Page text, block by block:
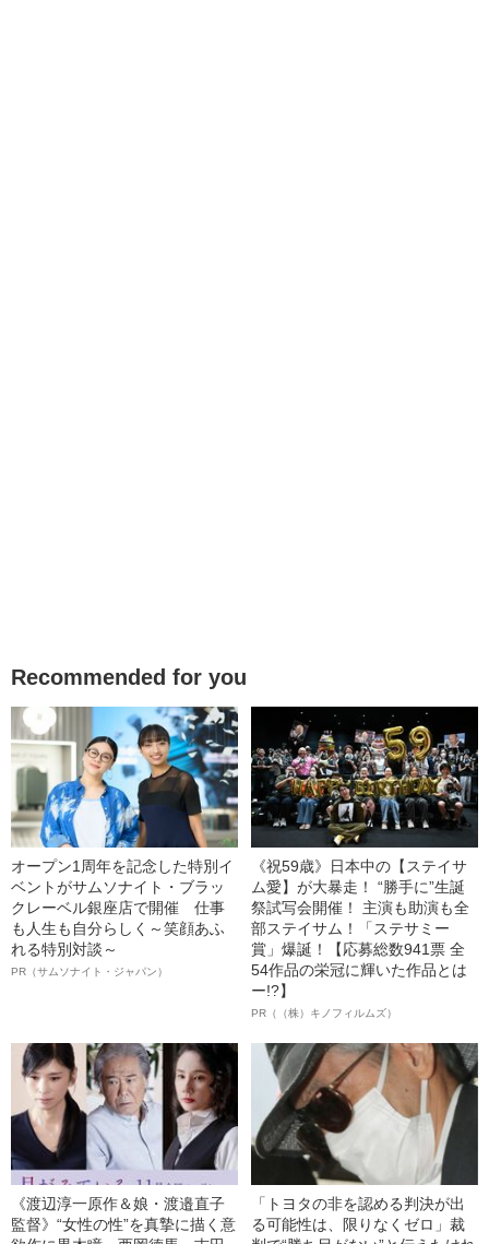
Recommended for you
オープン1周年を記念した特別イ
ベントがサムソナイト・ブラッ
クレーベル銀座店で開催 仕事
も人生も自分らしく～笑顔あふ
れる特別対談～
PR（サムソナイト・ジャパン）
《祝59歳》日本中の【ステイサ
ム愛】が大暴走！ “勝手に”生誕
祭試写会開催！ 主演も助演も全
部ステイサム！「ステサミー
賞」爆誕！【応募総数941票 全
54作品の栄冠に輝いた作品とは
ー!?】
PR（（株）キノフィルムズ）
《渡辺淳一原作＆娘・渡邉直子
監督》“女性の性”を真摯に描く意
「トヨタの非を認める判決が出
る可能性は、限りなくゼロ」裁